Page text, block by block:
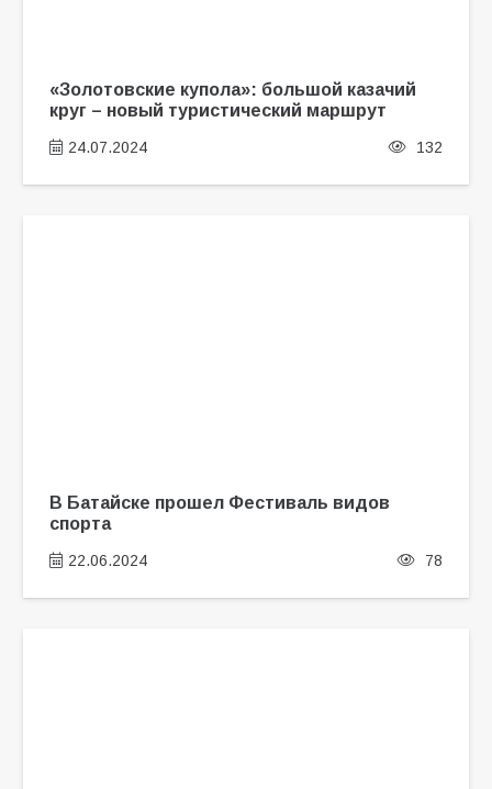
«Золотовские купола»: большой казачий
круг – новый туристический маршрут
24.07.2024 132
В Батайске прошел Фестиваль видов
спорта
22.06.2024 78